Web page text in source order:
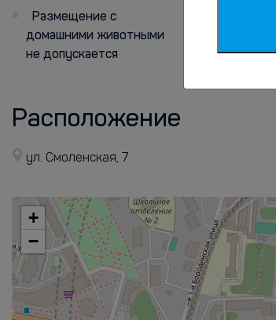
Размещение с
домашними животными
не допускается
Расположение
ул. Смоленская, 7
+
−